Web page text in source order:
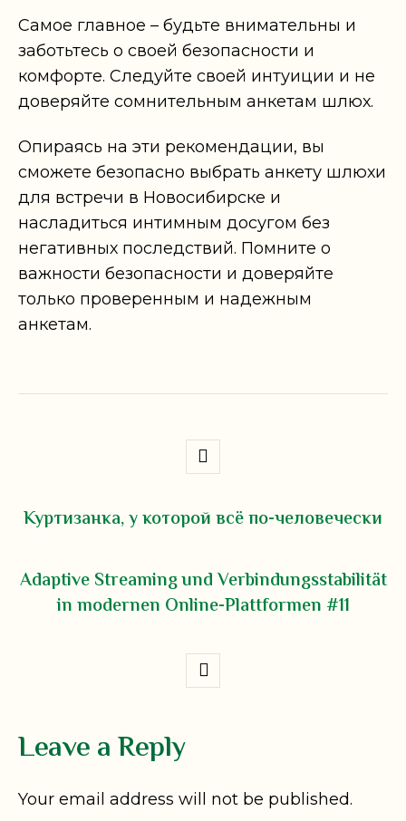
Самое главное – будьте внимательны и
заботьтесь о своей безопасности и
комфорте. Следуйте своей интуиции и не
доверяйте сомнительным анкетам шлюх.
Опираясь на эти рекомендации, вы
сможете безопасно выбрать анкету шлюхи
для встречи в Новосибирске и
насладиться интимным досугом без
негативных последствий. Помните о
важности безопасности и доверяйте
только проверенным и надежным
анкетам.
Куртизанка, у которой всё по-человечески
Adaptive Streaming und Verbindungsstabilität
in modernen Online-Plattformen #11
Leave a Reply
Your email address will not be published.